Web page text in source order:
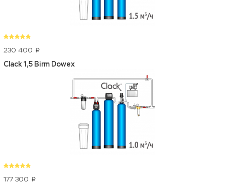
230 400 p
Clack 1,5 Birm Dowex
177 300 p